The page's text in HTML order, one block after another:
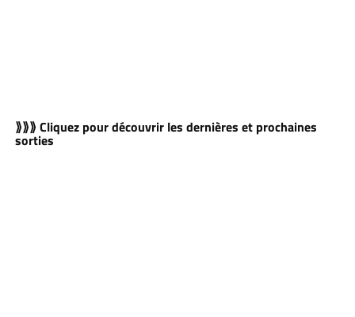
⟫⟫⟫ Cliquez pour découvrir les dernières et prochaines
sorties